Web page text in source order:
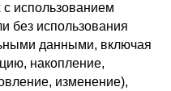
использованием
без использования
данными, включая
накопление,
изменение),